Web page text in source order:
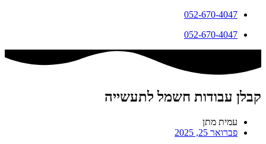
052-670-4047
052-670-4047
קבלן עבודות חשמל לתעשייה
עמית מתן
פברואר 25, 2025